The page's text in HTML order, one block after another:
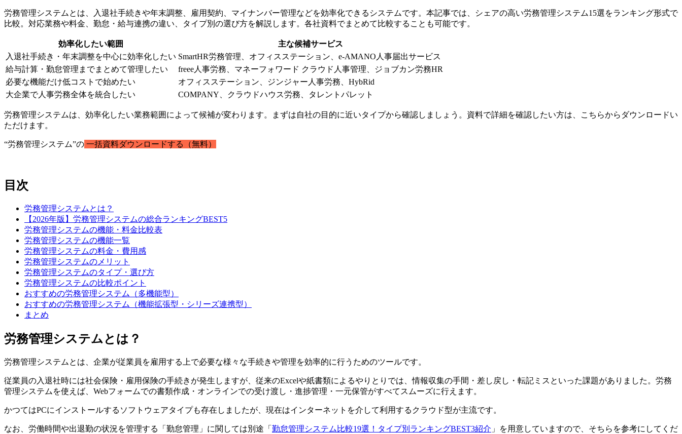
労務管理システムとは、入退社手続きや年末調整、雇用契約、マイナンバー管理などを効率化できるシステムです。本記事では、シェアの高い労務管理システム15選をランキング形式で
比較。対応業務や料金、勤怠・給与連携の違い、タイプ別の選び方を解説します。各社資料でまとめて比較することも可能です。
効率化したい範囲
主な候補サービス
入退社手続き・年末調整を中心に効率化したい SmartHR労務管理、オフィスステーション、e-AMANO人事届出サービス
給与計算・勤怠管理までまとめて管理したい
freee人事労務、マネーフォワード クラウド人事管理、ジョブカン労務HR
必要な機能だけ低コストで始めたい
オフィスステーション、ジンジャー人事労務、HybRid
大企業で人事労務全体を統合したい
COMPANY、クラウドハウス労務、タレントパレット
労務管理システムは、効率化したい業務範囲によって候補が変わります。まずは自社の目的に近いタイプから確認しましょう。資料で詳細を確認したい方は、こちらからダウンロードい
ただけます。
“労務管理システム”の 一括資料ダウンロードする（無料）
目次
労務管理システムとは？
【2026年版】労務管理システムの総合ランキングBEST5
労務管理システムの機能・料金比較表
労務管理システムの機能一覧
労務管理システムの料金・費用感
労務管理システムのメリット
労務管理システムのタイプ・選び方
労務管理システムの比較ポイント
おすすめの労務管理システム（多機能型）
おすすめの労務管理システム（機能拡張型・シリーズ連携型）
まとめ
労務管理システムとは？
労務管理システムとは、企業が従業員を雇用する上で必要な様々な手続きや管理を効率的に行うためのツールです。
従業員の入退社時には社会保険・雇用保険の手続きが発生しますが、従来のExcelや紙書類によるやりとりでは、情報収集の手間・差し戻し・転記ミスといった課題がありました。労務
管理システムを使えば、Webフォームでの書類作成・オンラインでの受け渡し・進捗管理・一元保管がすべてスムーズに行えます。
かつてはPCにインストールするソフトウェアタイプも存在しましたが、現在はインターネットを介して利用するクラウド型が主流です。
なお、労働時間や出退勤の状況を管理する「勤怠管理」に関しては別途「 勤怠管理システム比較19選！タイプ別ランキングBEST3紹介 」を用意していますので、そちらを参考にしてくだ